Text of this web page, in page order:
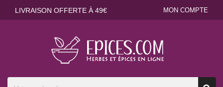
LIVRAISON OFFERTE À 49€ MON COMPTE